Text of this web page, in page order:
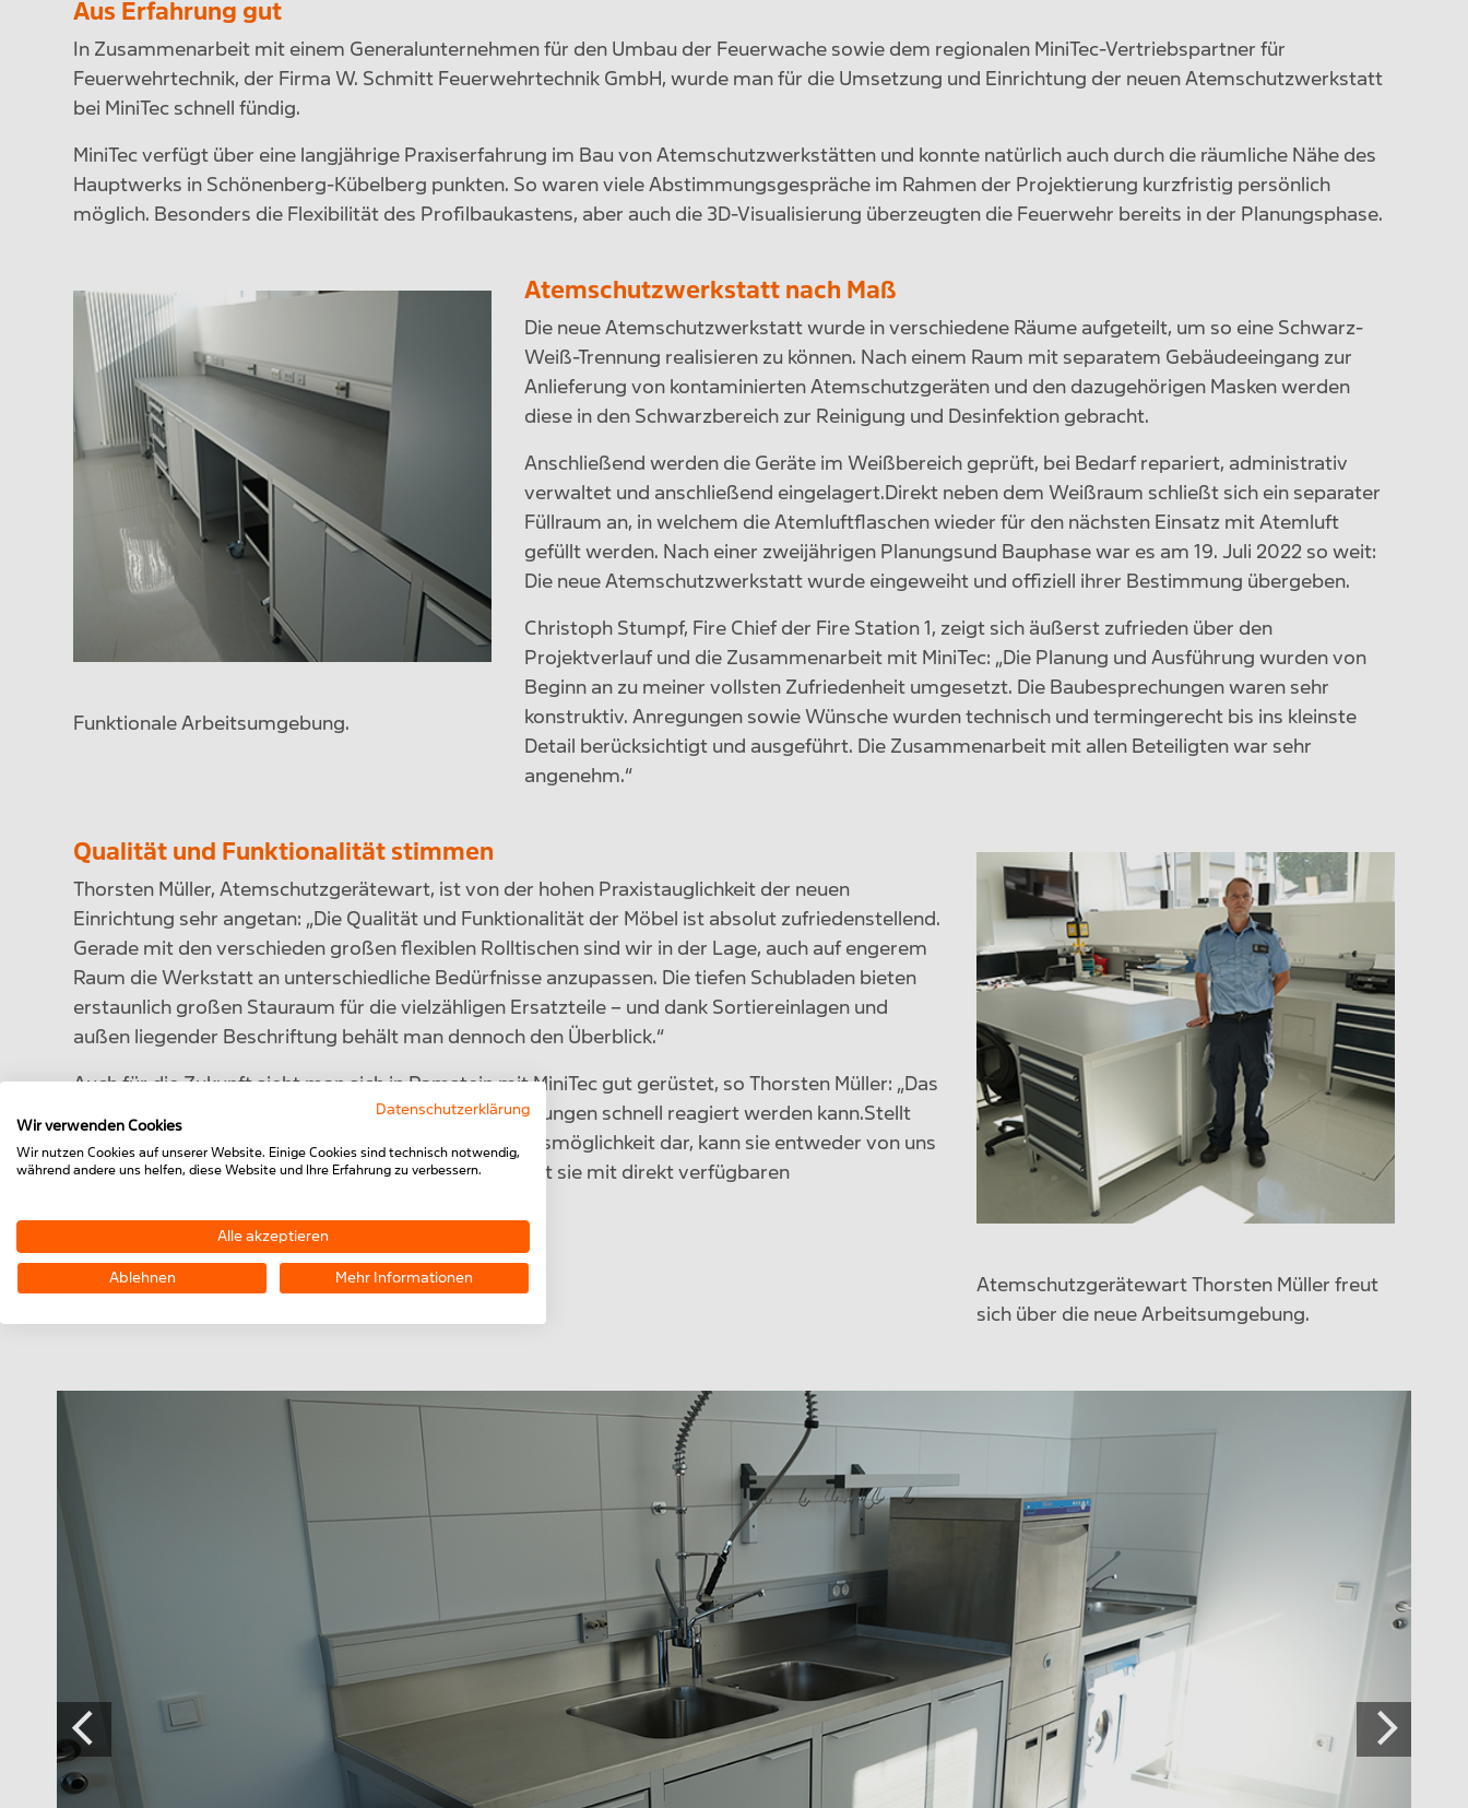
Aus Erfahrung gut
In Zusammenarbeit mit einem Generalunternehmen für den Umbau der Feuerwache sowie dem regionalen MiniTec-Vertriebspartner für
Feuerwehrtechnik, der Firma W. Schmitt Feuerwehrtechnik GmbH, wurde man für die Umsetzung und Einrichtung der neuen Atemschutzwerkstatt
bei MiniTec schnell fündig.
MiniTec verfügt über eine langjährige Praxiserfahrung im Bau von Atemschutzwerkstätten und konnte natürlich auch durch die räumliche Nähe des
Hauptwerks in Schönenberg-Kübelberg punkten. So waren viele Abstimmungsgespräche im Rahmen der Projektierung kurzfristig persönlich
möglich. Besonders die Flexibilität des Profilbaukastens, aber auch die 3D-Visualisierung überzeugten die Feuerwehr bereits in der Planungsphase.
Funktionale Arbeitsumgebung.
Atemschutzwerkstatt nach Maß
Die neue Atemschutzwerkstatt wurde in verschiedene Räume aufgeteilt, um so eine Schwarz-
Weiß-Trennung realisieren zu können. Nach einem Raum mit separatem Gebäudeeingang zur
Anlieferung von kontaminierten Atemschutzgeräten und den dazugehörigen Masken werden
diese in den Schwarzbereich zur Reinigung und Desinfektion gebracht.
Anschließend werden die Geräte im Weißbereich geprüft, bei Bedarf repariert, administrativ
verwaltet und anschließend eingelagert.Direkt neben dem Weißraum schließt sich ein separater
Füllraum an, in welchem die Atemluftflaschen wieder für den nächsten Einsatz mit Atemluft
gefüllt werden. Nach einer zweijährigen Planungsund Bauphase war es am 19. Juli 2022 so weit:
Die neue Atemschutzwerkstatt wurde eingeweiht und offiziell ihrer Bestimmung übergeben.
Christoph Stumpf, Fire Chief der Fire Station 1, zeigt sich äußerst zufrieden über den
Projektverlauf und die Zusammenarbeit mit MiniTec: „Die Planung und Ausführung wurden von
Beginn an zu meiner vollsten Zufriedenheit umgesetzt. Die Baubesprechungen waren sehr
konstruktiv. Anregungen sowie Wünsche wurden technisch und termingerecht bis ins kleinste
Detail berücksichtigt und ausgeführt. Die Zusammenarbeit mit allen Beteiligten war sehr
angenehm.“
Qualität und Funktionalität stimmen
Thorsten Müller, Atemschutzgerätewart, ist von der hohen Praxistauglichkeit der neuen
Einrichtung sehr angetan: „Die Qualität und Funktionalität der Möbel ist absolut zufriedenstellend.
Gerade mit den verschieden großen flexiblen Rolltischen sind wir in der Lage, auch auf engerem
Raum die Werkstatt an unterschiedliche Bedürfnisse anzupassen. Die tiefen Schubladen bieten
erstaunlich großen Stauraum für die vielzähligen Ersatzteile – und dank Sortiereinlagen und
außen liegender Beschriftung behält man dennoch den Überblick.“
Auch für die Zukunft sieht man sich in Ramstein mit MiniTec gut gerüstet, so Thorsten Müller: „Das
Gute an der modularen Bauweise ist, dass auf Änderungen schnell reagiert werden kann.Stellt
sich im laufenden Arbeitsprozess eine Verbesserungsmöglichkeit dar, kann sie entweder von uns
selbst umgesetzt werden, oder aber MiniTec realisiert sie mit direkt verfügbaren
Atemschutzgerätewart Thorsten Müller freut
sich über die neue Arbeitsumgebung.
Datenschutzerklärung
Wir verwenden Cookies
Wir nutzen Cookies auf unserer Website. Einige Cookies sind technisch notwendig,
während andere uns helfen, diese Website und Ihre Erfahrung zu verbessern.
Alle akzeptieren
Ablehnen Mehr Informationen